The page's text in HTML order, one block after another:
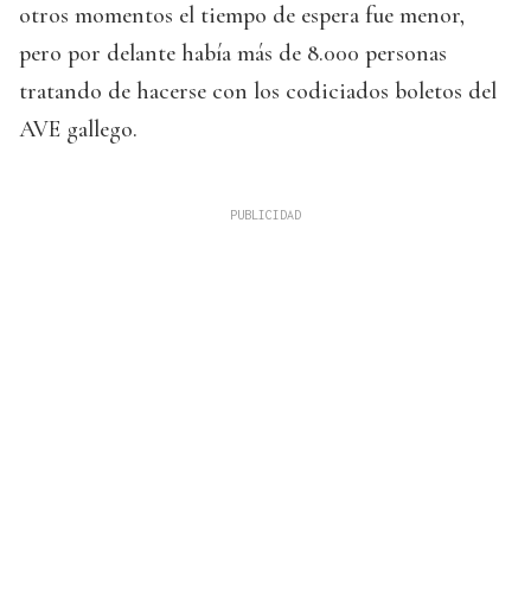
otros momentos el tiempo de espera fue menor,
pero por delante había más de 8.000 personas
tratando de hacerse con los codiciados boletos del
AVE gallego.